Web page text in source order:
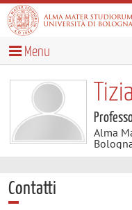
Menu
Alma
Contatti